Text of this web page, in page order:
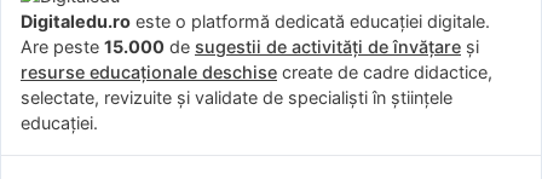
Digitaledu.ro este o platformă dedicată educației digitale.
Are peste 15.000 de sugestii de activități de învățare și
resurse educaționale deschise create de cadre didactice,
selectate, revizuite și validate de specialiști în științele
educației.